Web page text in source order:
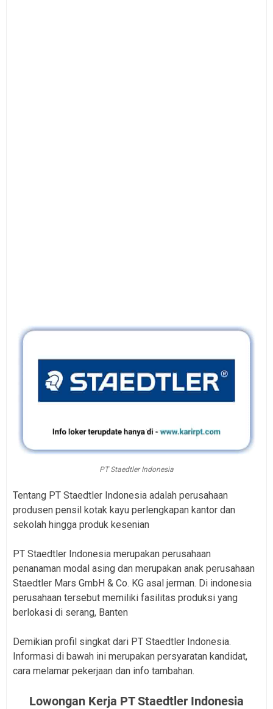
PT Staedtler Indonesia
Tentang PT Staedtler Indonesia adalah perusahaan
produsen pensil kotak kayu perlengkapan kantor dan
sekolah hingga produk kesenian
PT Staedtler Indonesia merupakan perusahaan
penanaman modal asing dan merupakan anak perusahaan
Staedtler Mars GmbH & Co. KG asal jerman. Di indonesia
perusahaan tersebut memiliki fasilitas produksi yang
berlokasi di serang, Banten
Demikian profil singkat dari PT Staedtler Indonesia.
Informasi di bawah ini merupakan persyaratan kandidat,
cara melamar pekerjaan dan info tambahan.
Lowongan Kerja PT Staedtler Indonesia